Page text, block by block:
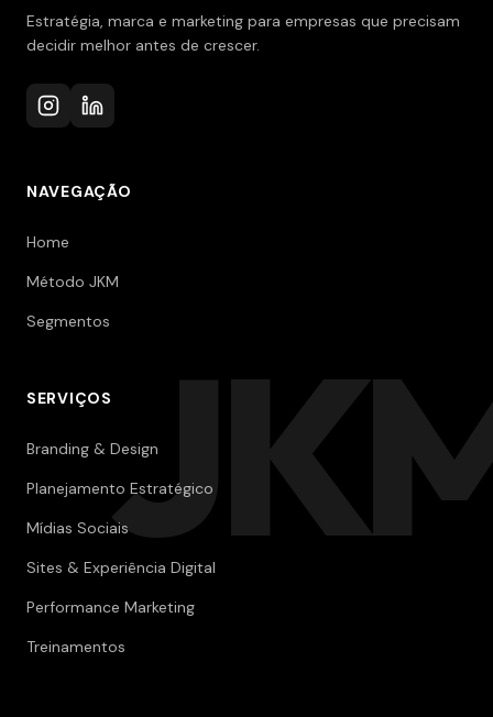
Estratégia, marca e marketing para empresas que precisam
decidir melhor antes de crescer.
NAVEGAÇÃO
Home
Método JKM
Segmentos
SERVIÇOS
Branding & Design
Planejamento Estratégico
Mídias Sociais
Sites & Experiência Digital
Performance Marketing
Treinamentos